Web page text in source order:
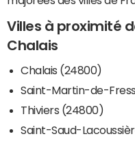
Villes à proximité
Chalais
Chalais (24800)
Saint-Martin-de-
Thiviers (24800)
Saint-Saud-